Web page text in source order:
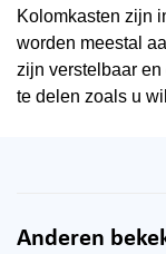
Kolomkasten zijn
worden meestal
zijn verstelbaar
te delen zoals u
Anderen